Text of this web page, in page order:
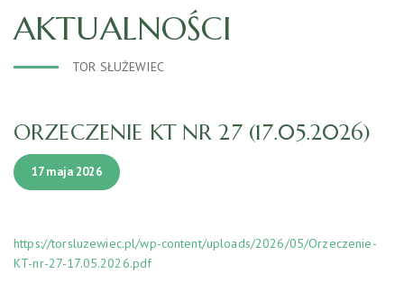
AKTUALNOŚCI
TOR SŁUŻEWIEC
ORZECZENIE KT NR 27 (17.05.2026)
17 maja 2026
https://torsluzewiec.pl/wp-content/uploads/2026/05/Orzeczenie-
KT-nr-27-17.05.2026.pdf